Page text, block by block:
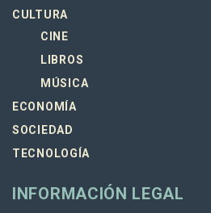
CULTURA
CINE
LIBROS
MÚSICA
ECONOMÍA
SOCIEDAD
TECNOLOGÍA
INFORMACIÓN LEGAL